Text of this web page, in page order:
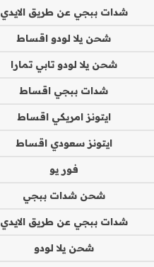
شدات ببجي عن طريق الايدي
شحن يلا لودو اقساط
شحن يلا لودو تابي تمارا
شدات ببجي اقساط
ايتونز امريكي اقساط
ايتونز سعودي اقساط
فور يو
شحن شدات ببجي
شدات ببجي عن طريق الايدي
شحن يلا لودو